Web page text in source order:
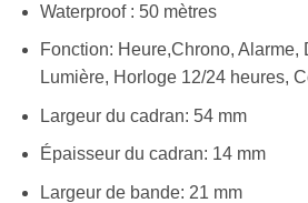
Waterproof : 50 mètres
Fonction: Heure,Chrono, Alarme,
Lumière, Horloge 12/24 heures,
Largeur du cadran: 54 mm
Épaisseur du cadran: 14 mm
Largeur de bande: 21 mm